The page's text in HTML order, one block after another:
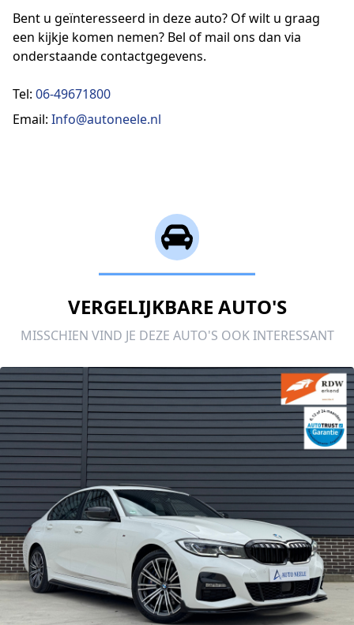
Bent u geïnteresseerd in deze auto? Of wilt u graag
een kijkje komen nemen? Bel of mail ons dan via
onderstaande contactgegevens.
Tel: 06-49671800
Email: Info@autoneele.nl
VERGELIJKBARE AUTO'S
MISSCHIEN VIND JE DEZE AUTO'S OOK INTERESSANT